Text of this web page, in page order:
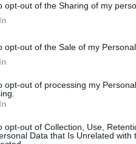
opt-out of the Sharing of my
opt-out of the Sale of my Personal
opt-out of processing my
opt-out of Collection, Use,
Data that Is Unrelated with